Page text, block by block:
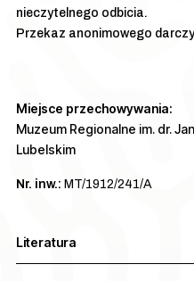
nieczytelnego odbicia.
Przekaz anonimowego
Miejsce przechowywania:
Muzeum Regionalne im. dr.
Lubelskim
Nr. inw.: MT/1912/241/A
Literatura